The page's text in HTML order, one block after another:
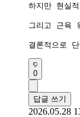
하지만 현실
그리고 근육
결론적으로
0
답글 쓰기
2026.05.28